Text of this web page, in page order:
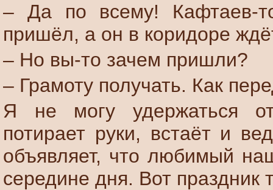
– Да по всему! Кафтаев-
пришёл, а он в коридоре
– Но вы-то зачем пришли?
– Грамоту получать. Как
Я не могу удержаться
потирает руки, встаёт и
объявляет, что любимый
середине дня. Вот праздник